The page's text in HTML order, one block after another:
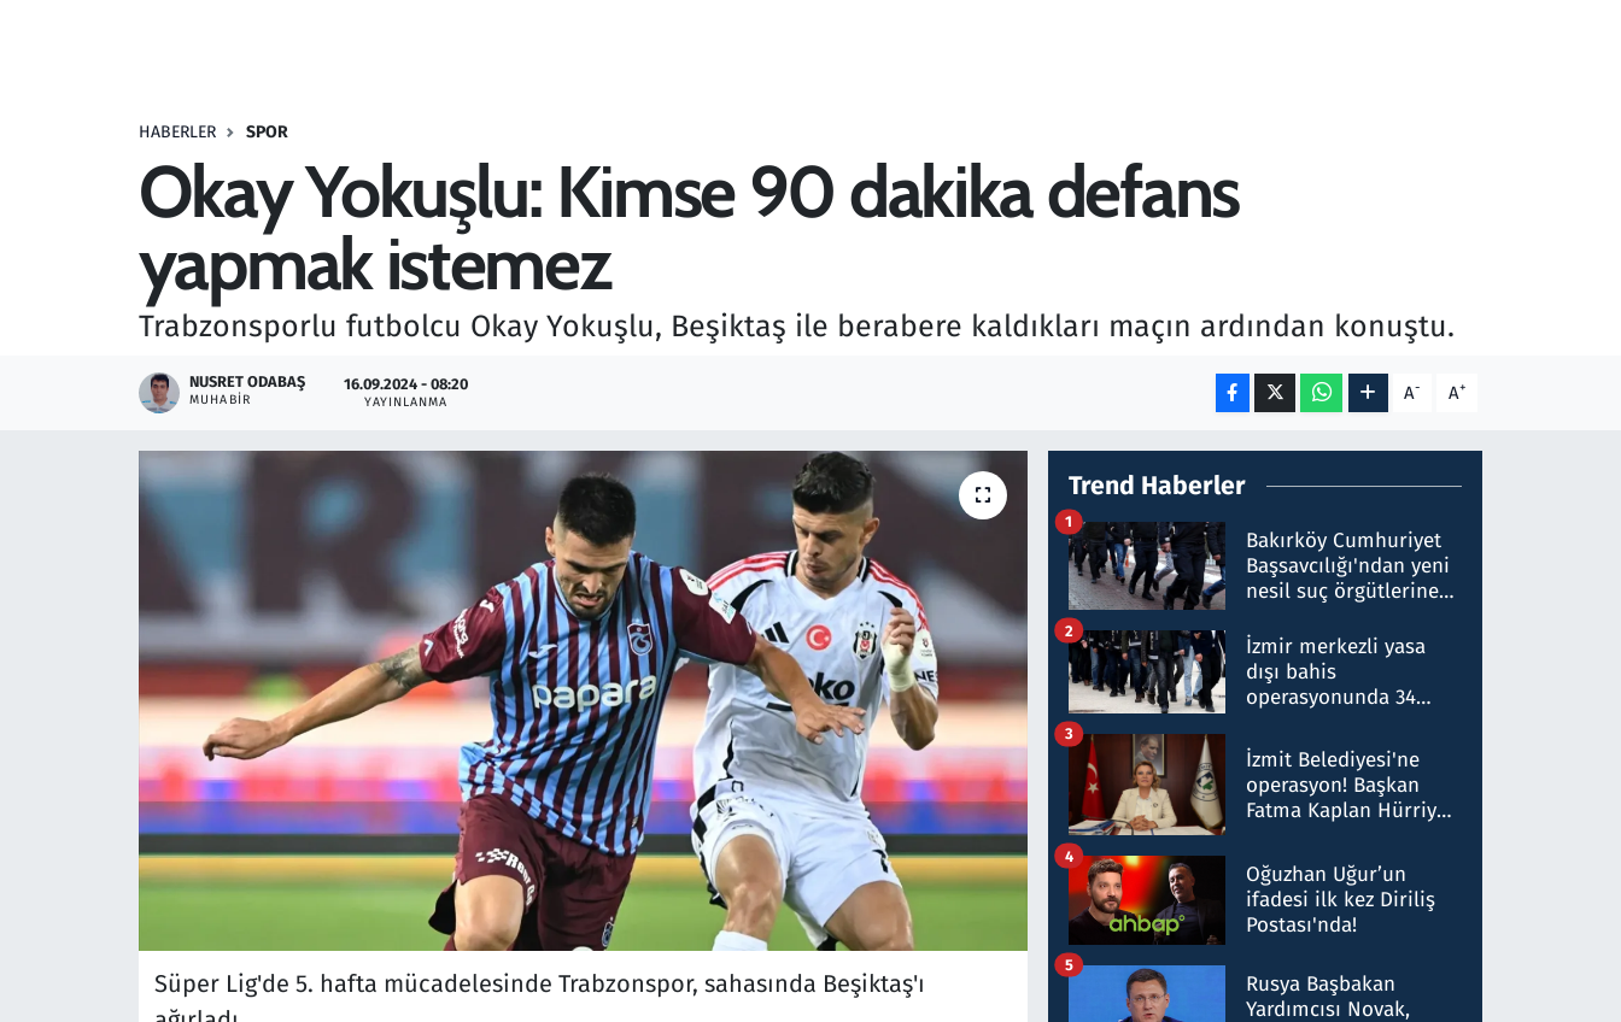
HABERLER SPOR
Okay Yokuşlu: Kimse 90 dakika defans
yapmak istemez
Trabzonsporlu futbolcu Okay Yokuşlu, Beşiktaş ile berabere kaldıkları maçın ardından konuştu.
NUSRET ODABAŞ
MUHABIR
16.09.2024 - 08:20
YAYINLANMA A- A+
Süper Lig'de 5. hafta mücadelesinde Trabzonspor, sahasında Beşiktaş'ı
Trend Haberler
Bakırköy Cumhuriyet
Başsavcılığı'ndan yeni
nesil suç örgütlerine
hakkında gözaltı kararı
1
İzmir merkezli yasa
dışı bahis
operasyonunda 34
Milyar liralık para
trafiği tespit edildi
2
İzmit Belediyesi'ne
operasyon! Başkan
Fatma Kaplan Hürriyet
3
Oğuzhan Uğur’un
ifadesi ilk kez Diriliş
Postası'nda!
4
Rusya Başbakan
Yardımcısı Novak,
5
Seçim 2023
Televizyon